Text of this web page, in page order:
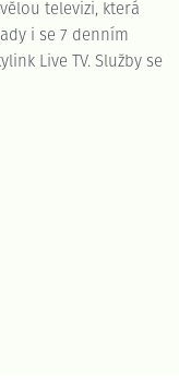
televizi, která
i se 7 denním
Live TV. Služby se